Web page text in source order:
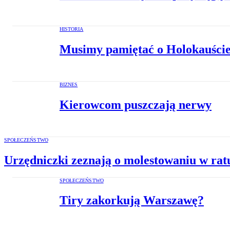
HISTORIA
Musimy pamiętać o Holokauście
BIZNES
Kierowcom puszczają nerwy
SPOŁECZEŃSTWO
Urzędniczki zeznają o molestowaniu w
SPOŁECZEŃSTWO
Tiry zakorkują Warszawę?